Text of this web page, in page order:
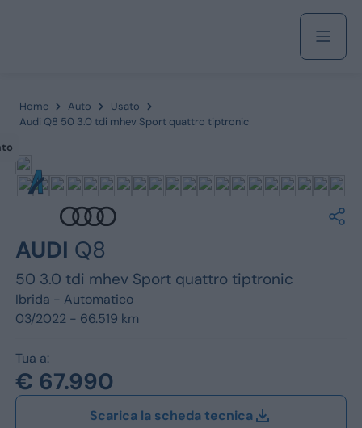
Marchi
Alfa Romeo
Home Auto
Usato
Audi Q8 50 3.0 tdi mhev Sport quattro tiptronic
AUDI Q8
50 3.0 tdi mhev Sport quattro tiptronic
Ibrida - Automatico
03/2022 - 66.519 km
Tua a:
€ 67.990
Scarica la scheda tecnica